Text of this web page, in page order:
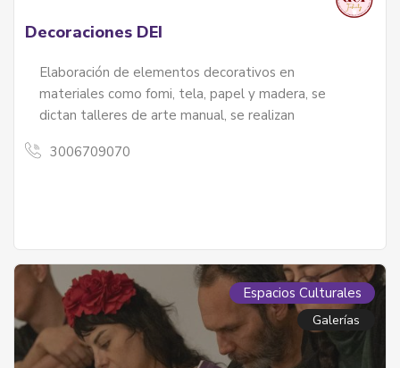
Decoraciones DEI
Elaboración de elementos decorativos en
materiales como fomi, tela, papel y madera, se
dictan talleres de arte manual, se realizan
3006709070
Espacios Culturales
Galerías